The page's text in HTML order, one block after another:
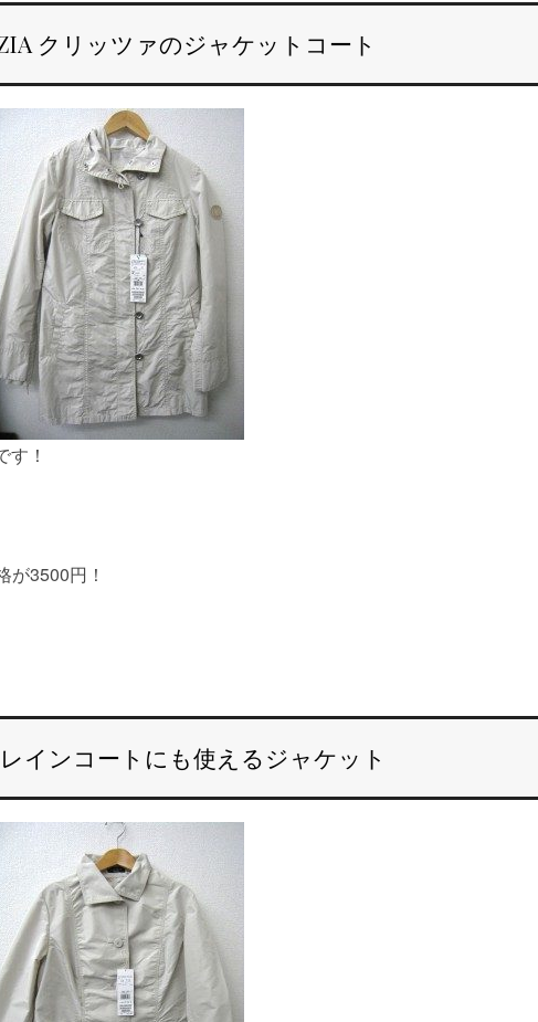
クリッツァのジャケットコート
！
が3500円！
インコートにも使えるジャケット